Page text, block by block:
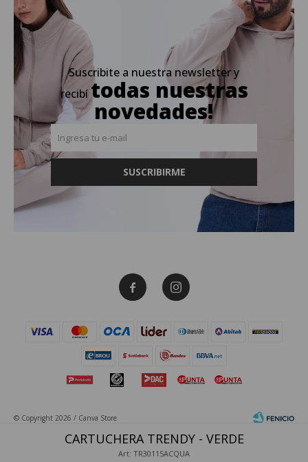
CARTUCHERA TRENDY - VERDE
Art: TR30115ACQUA
Suscribite a nuestra newsletter y
recibí todas nuestras
novedades!
SUSCRIBIRME
 
© Copyright 2026 / Canva Store